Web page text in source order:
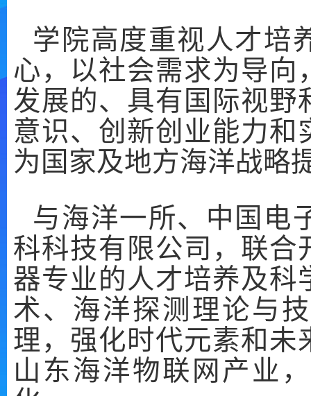
学 院高度重视人才培
心，以社会需求为导向
发展的、具有国际视野
意识、创新创业能力和
为国家及地方海洋战略
与海洋一所、中国电
科科技有限公司，联合
器专业的人才培养及科
术、海洋探测理论与
理，强化时代元素和未
山东海洋物联网产业